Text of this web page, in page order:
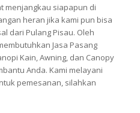
menjangkau siapapun di
heran jika kami pun bisa
dari Pulang Pisau. Oleh
Jasa Pasang
Kain, Awning, dan Canopy
Anda. Kami melayani
pemesanan, silahkan